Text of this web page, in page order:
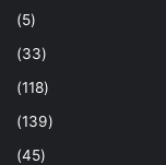
(5)
(33)
(118)
(139)
(45)